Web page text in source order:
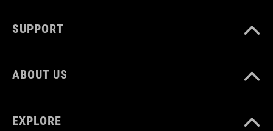
SUPPORT
ABOUT US
EXPLORE